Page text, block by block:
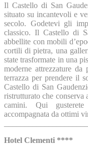
Il Castello di San
situato su incantevoli e
secolo. Godetevi gli
classico. Il Castello di
abbellite con mobili
cortili di pietra, una
state trasformate in una
moderne attrezzature
terrazza per prendere il
Castello di San
ristrutturato che
camini. Qui
accompagnata da ottimi
Hotel Clementi ****